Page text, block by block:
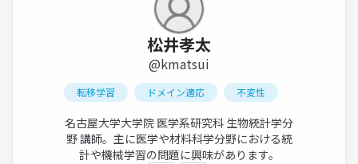
松井孝太
@kmatsui
転移学習 ドメイン適応 不変性
名古屋大学大学院 医学系研究科 生物統計学分
野 講師。主に医学や材料科学分野における統
計や機械学習の問題に興味があります。